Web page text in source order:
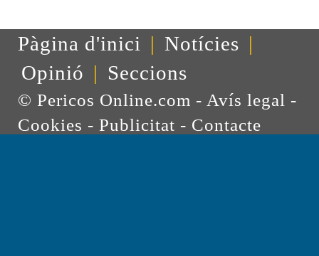
Pàgina d'inici | Notícies |
Opinió | Seccions
© Pericos Online.com - Avís legal -
Cookies - Publicitat - Contacte